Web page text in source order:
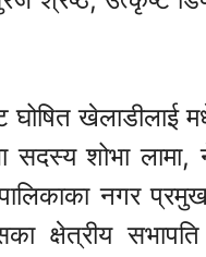
घोषित खेलाडीलाई
सदस्य शोभा लामा,
नगर
क्षेत्रीय सभापति